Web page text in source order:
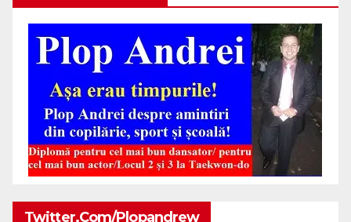
Twitter.com/plopandrew